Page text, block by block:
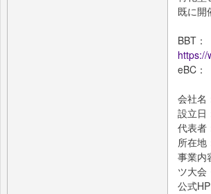
既に開
BBT：
https://
eBC：
会社
設立
代表
所在
事業内
ツ大会
公式